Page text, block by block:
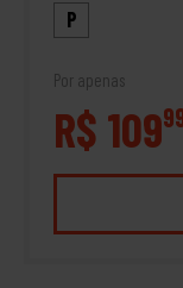
P
Por apenas
R$ 109